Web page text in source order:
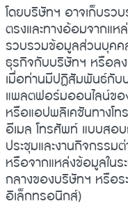
โดยบริษัทฯ อาจเก็บร
ตรงและทางอ้อมจากแห
รวบรวมข้อมูลส่วนบุคค
ธุรกิจกับบริษัทฯ หรือ
เมื่อท่านมีปฏิสัมพันธ์กั
แพลตฟอร์มออนไลน์ขอ
หรือแอปพลิเคชันทางโ
อีเมล โทรศัพท์ แบบสอ
ประชุมและงานกิจกรร
หรือจากแหล่งข้อมูลใน
กลางของบริษัทฯ หรือ
อิเล็กทรอนิกส์)